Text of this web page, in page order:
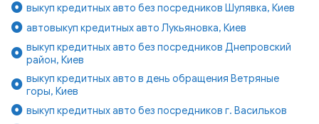
выкуп кредитных авто без посредников Шулявка, Киев
автовыкуп кредитных авто Лукьяновка, Киев
выкуп кредитных авто без посредников Днепровский
район, Киев
выкуп кредитных авто в день обращения Ветряные
горы, Киев
выкуп кредитных авто без посредников г. Васильков